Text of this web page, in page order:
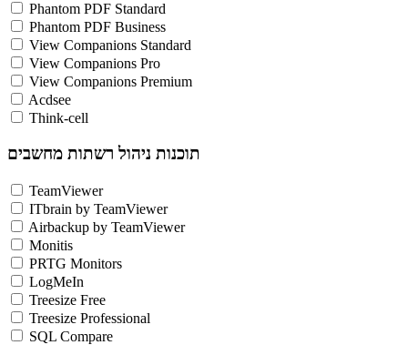
Phantom PDF Standard
Phantom PDF Business
View Companions Standard
View Companions Pro
View Companions Premium
Acdsee
Think-cell
תוכנות ניהול רשתות מחשבים
TeamViewer
ITbrain by TeamViewer
Airbackup by TeamViewer
Monitis
PRTG Monitors
LogMeIn
Treesize Free
Treesize Professional
SQL Compare